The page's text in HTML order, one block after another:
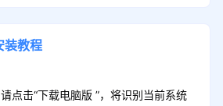
装教程
点击“下载电脑版 ”，将识别当前系统